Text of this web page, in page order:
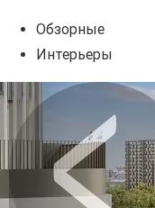
Обзорные
Интерьеры